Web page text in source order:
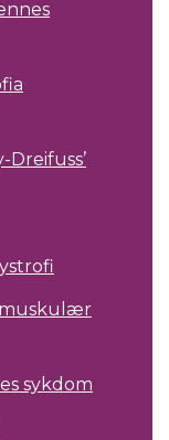
Dreifuss’
sykdom